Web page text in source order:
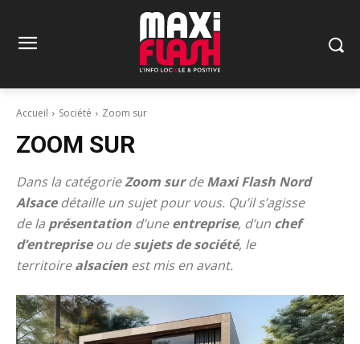
Accueil Société Zoom sur
ZOOM SUR
Dans la catégorieZoom surdeMaxi Flash Nord
Alsacedétaille un sujet pour vous. Qu’il s’agisse
de la présentation d’uneentreprise, d’un chef
d’entrepriseou desujets de société, le
territoirealsacien est mis en avant.